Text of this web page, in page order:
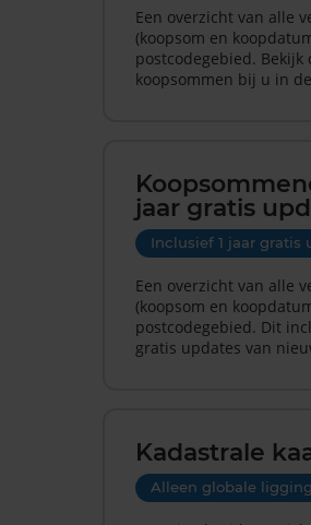
Een overzicht van alle
(koopsom en
postcodegebied. Bekijk
koopsommen bij u in
jaar gratis
Inclusief 1 jaar gratis
Een overzicht van alle
(koopsom en
postcodegebied. Dit
gratis updates van
Kadastrale
Alleen globale